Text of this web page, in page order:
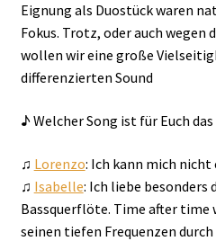
Eignung als Duostück waren
Fokus. Trotz, oder auch wegen
wollen wir eine große
differenzierten Sound
♪ Welcher Song ist für Euch
♫ Lorenzo: Ich kann mich nicht
♫ Isabelle: Ich liebe besonders
Bassquerflöte. Time after
seinen tiefen Frequenzen